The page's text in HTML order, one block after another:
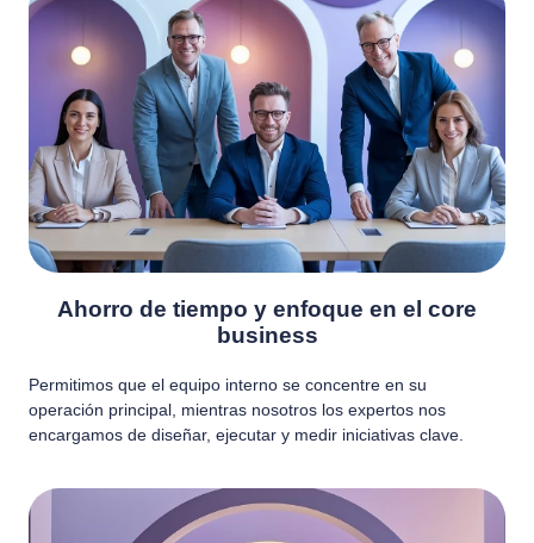
Ahorro de tiempo y enfoque en el core
business
Permitimos que el equipo interno se concentre en su
operación principal, mientras nosotros los expertos nos
encargamos de diseñar, ejecutar y medir iniciativas clave.